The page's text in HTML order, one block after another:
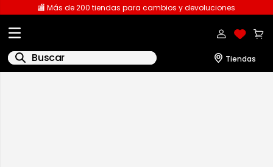
🏬 Más de 200 tiendas para cambios y devoluciones
Buscar